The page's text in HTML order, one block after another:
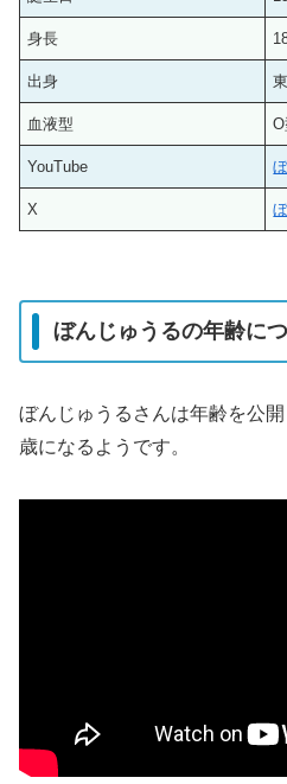
身長
出身
血液型
YouTube
X
ぼんじゅうるの年齢につ
ぼんじゅうるさんは年齢を公
歳になるようです。